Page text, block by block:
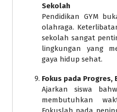
Sekolah
Pendidikan GYM
olahraga.
sekolah sangat
lingkungan yang
gaya hidup sehat.
Fokus pada Progres,
Ajarkan siswa
membutuhkan